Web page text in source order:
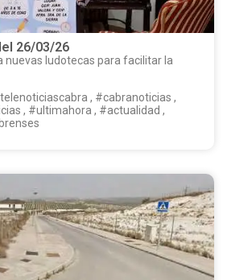
26/03/26
nuevas ludotecas para facilitar la
,
, #egabrenses